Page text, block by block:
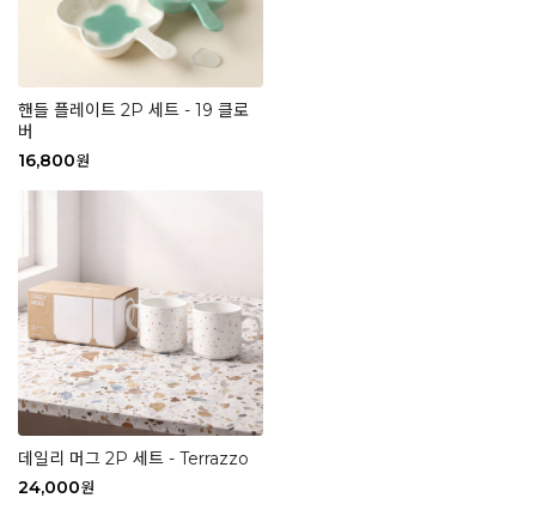
핸들 플레이트 2P 세트 - 19 클로
버
16,800원
데일리 머그 2P 세트 - Terrazzo
24,000원